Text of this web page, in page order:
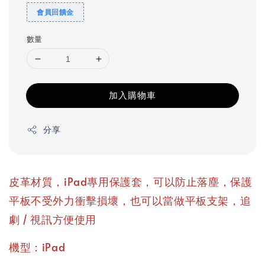
會員回饋金
數量
加入購物車
分享
皮革材質，iPad專用保護套，可以防止落塵，保護
平板不受外力衝擊損壞，也可以當做平板支架，追
劇 / 視訊方便使用
機型：iPad